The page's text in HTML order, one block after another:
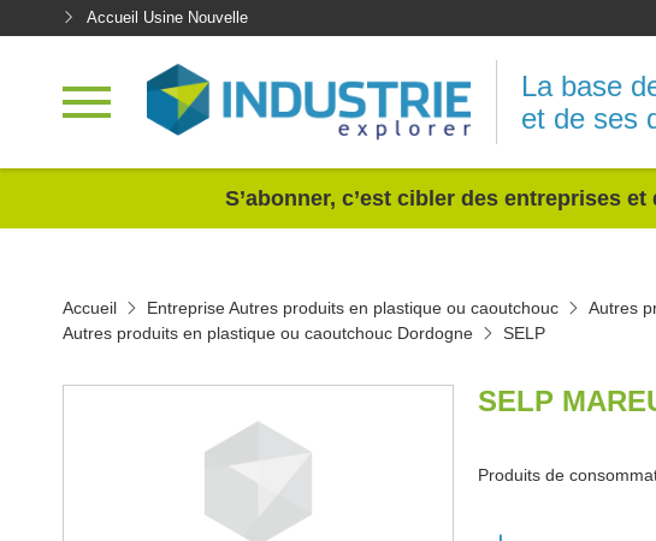
Accueil Usine Nouvelle
La base
et de ses
S’abonner, c’est cibler des entreprises
Accueil Entreprise Autres produits en plastique ou caoutchouc
Autres
Autres produits en plastique ou caoutchouc Dordogne
SELP
SELP
Produits de